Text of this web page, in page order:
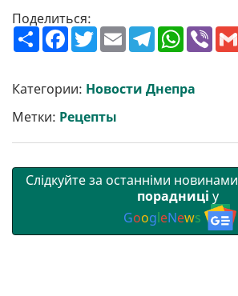
Поделиться:
П
о
р
и
и
F
a
b
o
k
T
w
t
e
E
m
l
T
e
g
r
W
h
s
A
V
Категории: Новости Днепра
Метки: Рецепты
Слідкуйте за останніми новинами
порадниці у
GoogleNews